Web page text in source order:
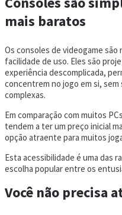
mais baratos
Os consoles de videogame
facilidade de uso. Eles são
experiência descomplicada,
concentrem no jogo em si,
complexas.
Em comparação com muitos
tendem a ter um preço inicial
opção atraente para muitos
Esta acessibilidade é uma das
escolha popular entre os
Você não precisa